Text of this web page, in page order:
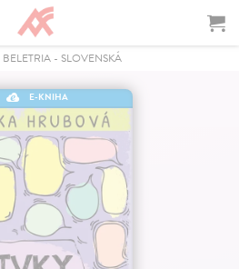
BELETRIA- SLOVENSKÁ
E-KNIHA